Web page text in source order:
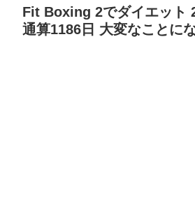
Fit Boxing 2でダイエット
通算1186日 大変なことに